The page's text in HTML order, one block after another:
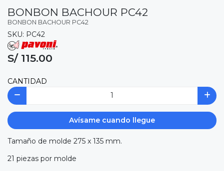
BONBON BACHOUR PC42
BONBON BACHOUR PC42
SKU: PC42
S/ 115.00
CANTIDAD
Avísame cuando llegue
Tamaño de molde 275 x 135 mm.
21 piezas por molde